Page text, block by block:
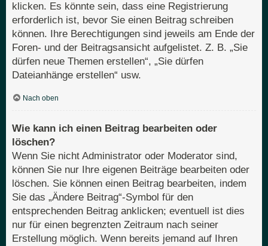
klicken. Es könnte sein, dass eine Registrierung
erforderlich ist, bevor Sie einen Beitrag schreiben
können. Ihre Berechtigungen sind jeweils am Ende der
Foren- und der Beitragsansicht aufgelistet. Z. B. „Sie
dürfen neue Themen erstellen“, „Sie dürfen
Dateianhänge erstellen“ usw.
Nach oben
Wie kann ich einen Beitrag bearbeiten oder
löschen?
Wenn Sie nicht Administrator oder Moderator sind,
können Sie nur Ihre eigenen Beiträge bearbeiten oder
löschen. Sie können einen Beitrag bearbeiten, indem
Sie das „Ändere Beitrag“-Symbol für den
entsprechenden Beitrag anklicken; eventuell ist dies
nur für einen begrenzten Zeitraum nach seiner
Erstellung möglich. Wenn bereits jemand auf Ihren